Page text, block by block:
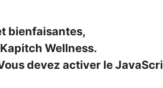
bienfaisantes,
Wellness.
devez activer le